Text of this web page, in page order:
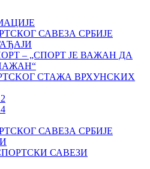
САВЕЗА СРБИЈЕ
– „СПОРТ ЈЕ ВАЖАН ДА
СТАЖА ВРХУНСKИХ
САВЕЗА СРБИЈЕ
САВЕЗИ